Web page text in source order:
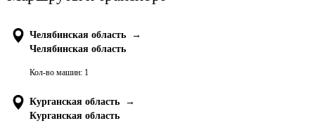
Челябинская область
→
Челябинская область
Кол-во машин: 1
Курганская область
→
Курганская область